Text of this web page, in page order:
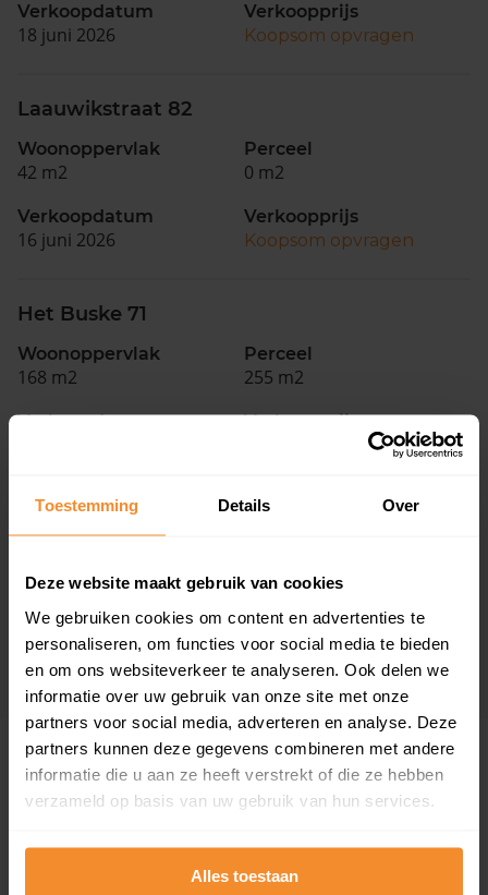
Toestemming Details Over
Deze website maakt gebruik van cookies
We gebruiken cookies om content en advertenties te
personaliseren, om functies voor social media te bieden
en om ons websiteverkeer te analyseren. Ook delen we
informatie over uw gebruik van onze site met onze
partners voor social media, adverteren en analyse. Deze
partners kunnen deze gegevens combineren met andere
informatie die u aan ze heeft verstrekt of die ze hebben
verzameld op basis van uw gebruik van hun services.
Alles toestaan
Verkoopdatum
18 juni 2026
Verkoopprijs
Koopsom opvragen
Laauwikstraat 82
Woonoppervlak
42 m2
Perceel
0 m2
Verkoopdatum
16 juni 2026
Verkoopprijs
Koopsom opvragen
Het Buske 71
Woonoppervlak
168 m2
Perceel
255 m2
Verkoopdatum
Verkoopprijs
Koopsom opvragen
Het Buske 83
119 m2 131 m2
Verkoopdatum
01 september 2025
Verkoopprijs
Koopsom opvragen
Woningen